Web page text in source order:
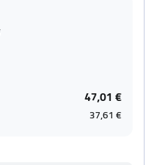
47,01 €
37,61 €